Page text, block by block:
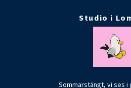
Studio i
Sommarstängt, vi ses i